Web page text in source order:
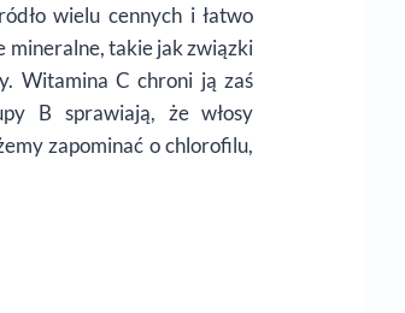
wielu cennych i łatwo
mineralne, takie jak związki
Witamina C chroni ją zaś
B sprawiają, że włosy
zapominać o chlorofilu,